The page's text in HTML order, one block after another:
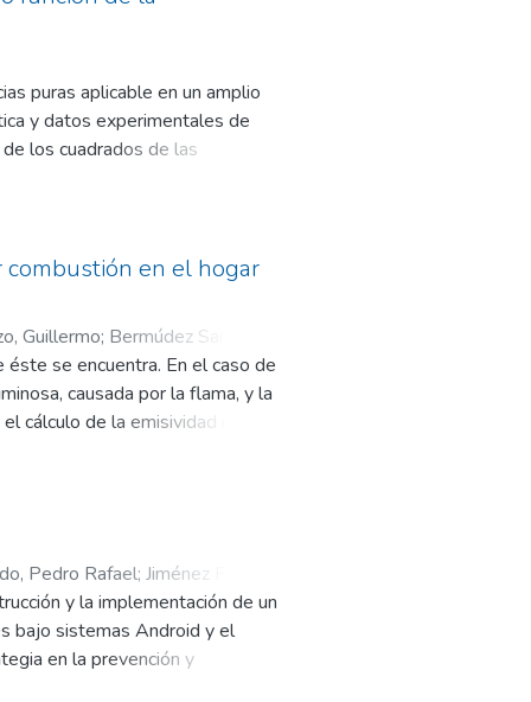
o menor impacto desde la
se define una estructura
de la característica
puras aplicable en un amplio
y datos experimentales de
los cuadrados de las
característicos de la
de minimización, generando
con modelos predictivos para
genera la menor desviación.
combustión en el hogar
Guillermo; Bermúdez Santaella,
se encuentra. En el caso de
causada por la flama, y la
cálculo de la emisividad no
por Prabir Basu, Cen
Pedro Rafael; Jiménez Pérez,
y la implementación de un
bajo sistemas Android y el
en la prevención y
permitió realizar un